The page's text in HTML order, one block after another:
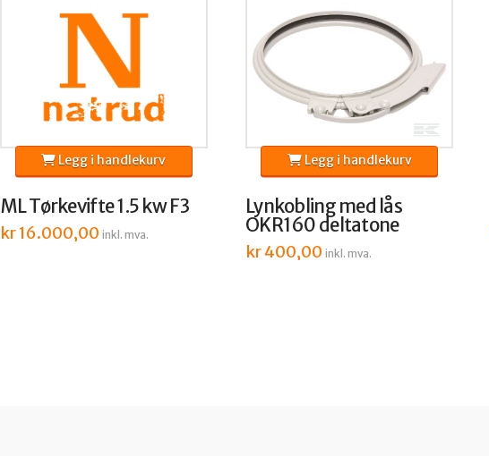
ML Tørkevifte 1.5 kw F3
kr16.000,00 inkl. mva.
Legg i handlekurv
Lynkobling med lås
OKR160 deltatone
kr400,00 inkl. mva.
Legg i handlekurv